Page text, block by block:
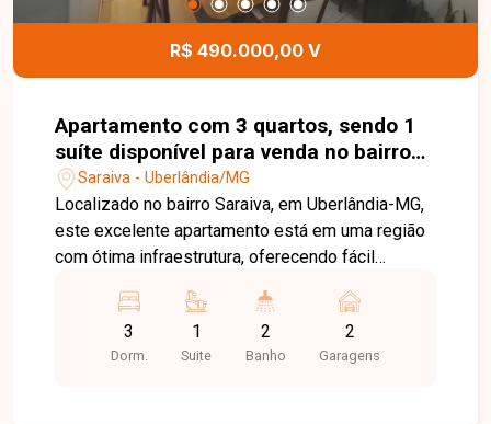
detalhes deste excelente espaço comercial.
R$ 490.000,00 V
Apartamento com 3 quartos, sendo 1
suíte disponível para venda no bairro
Saraiva em Uberlândia-MG.
Saraiva - Uberlândia/MG
Localizado no bairro Saraiva, em Uberlândia-MG,
este excelente apartamento está em uma região
com ótima infraestrutura, oferecendo fácil
proximidade com supermercados, escolas,
farmácias, restaurantes e diversos comércios,
proporcionando praticidade, conforto e qualidade
3
Dorm.
1
Suite
2
Banho
2
Garagens